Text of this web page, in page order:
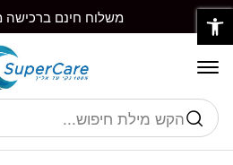
Skip to Content משלוח חינם ברכישה
חיפוש
בחזרה למעלה
פתח סרגל נגישות